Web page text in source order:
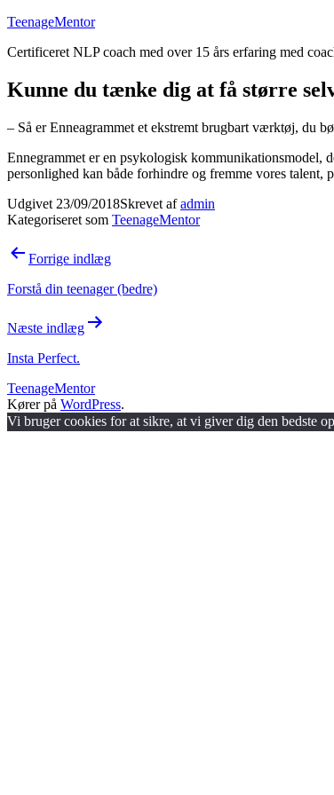
Fortsæt
indhold
TeenageMentor
Certificeret NLP coach med over 15 års erfaring med
Kunne du tænke dig at få større
– Så er Enneagrammet et ekstremt brugbart værktøj, du
Ennegrammet er en psykologisk kommunikationsmodel,
personlighed kan både forhindre og fremme vores talent,
Udgivet 23/09/2018Skrevet afadmin
Kategoriseret som TeenageMentor
Indlægsnavigation
Forrige indlæg
Forstå din teenager (bedre)
Næste indlæg
Insta Perfect.
TeenageMentor
Kører på WordPress.
Vi bruger cookies for at sikre, at vi giver dig den bedste